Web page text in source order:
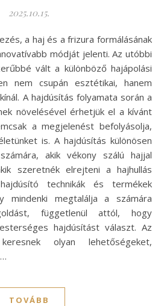
2025.10.15.
módját jelenti. Az utóbbi
vált a különböző hajápolási
nem csupán esztétikai, hanem
A hajdúsítás folyamata során a
növelésével érhetjük el a kívánt
a megjelenést befolyásolja,
is. A hajdúsítás különösen
akik vékony szálú hajjal
szeretnék elrejteni a hajhullás
technikák és termékek
mindenki megtalálja a számára
függetlenül attól, hogy
hajdúsítást választ. Az
olyan lehetőségeket,
TOVÁBB